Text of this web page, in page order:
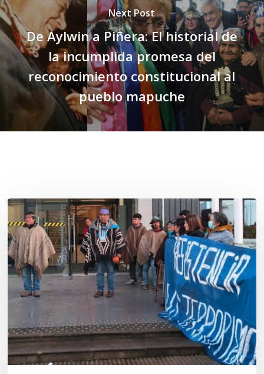
Next Post
De Aylwin a Piñera: El historial de
la incumplida promesa del
reconocimiento constitucional al
pueblo mapuche
Osorno:
Lof
Winkul
Kusra
busca
ejercer
su
derecho
a